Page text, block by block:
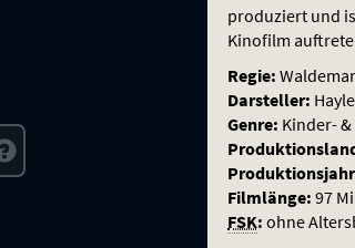
produziert und
Kinofilm
Regie:
Darsteller:
Genre: Kinder-
Filmlänge: 97
FSK: ohne